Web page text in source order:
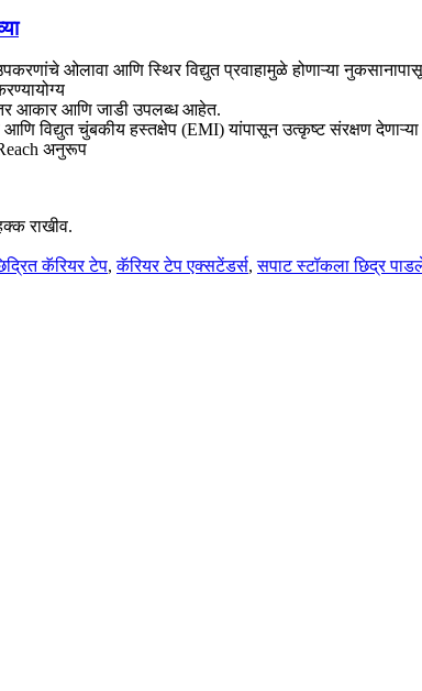
ओलावा आणि स्थिर विद्युत प्रवाहामुळे होणाऱ्या
आकार आणि जाडी उपलब्ध आहेत.
विद्युत चुंबकीय हस्तक्षेप (EMI) यांपासून उत्कृष्ट संरक्षण
अनुरूप
राखीव.
कॅरियर टेप,कॅरियर टेप एक्सटेंडर्स,सपाट स्टॉकला छिद्र